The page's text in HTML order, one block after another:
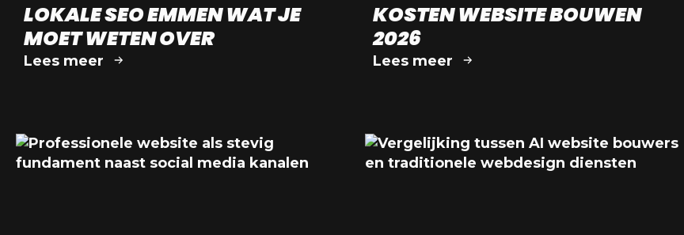
LOKALE SEO EMMEN WAT JE
MOET WETEN OVER
Lees meer
KOSTEN WEBSITE BOUWEN
2026
Lees meer